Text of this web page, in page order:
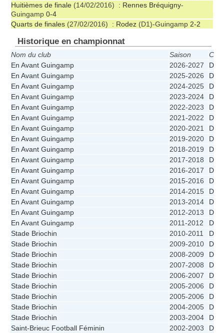
Huitièmes de finale (14/02/2016) : Rennes Bréquigny-
Guingamp 0-4
Quarts de finales (27/02/2016) : Rodez (D1)-Guingamp 2-2
Historique en championnat
Nom du club Saison
En Avant Guingamp
2026-2027
D3
En Avant Guingamp
2025-2026
D2
En Avant Guingamp
2024-2025
D1
En Avant Guingamp
2023-2024
D1
En Avant Guingamp
2022-2023
D1
En Avant Guingamp
2021-2022
D1
En Avant Guingamp
2020-2021
D1
En Avant Guingamp
2019-2020
D1
En Avant Guingamp
2018-2019
D1
En Avant Guingamp
2017-2018
D1
En Avant Guingamp
2016-2017
D1
En Avant Guingamp
2015-2016
D1
En Avant Guingamp
2014-2015
D1
En Avant Guingamp
2013-2014
D1
En Avant Guingamp
2012-2013
D1
En Avant Guingamp
2011-2012
D1
Stade Briochin
2010-2011
D1
Stade Briochin
2009-2010
D1
Stade Briochin
2008-2009
D1
Stade Briochin
2007-2008
D1
Stade Briochin
2006-2007
D1
Stade Briochin
2005-2006
D2
Stade Briochin
2005-2006
D2
Stade Briochin
2004-2005
D1
Stade Briochin
2003-2004
D1
Saint-Brieuc Football Féminin
2002-2003 D1